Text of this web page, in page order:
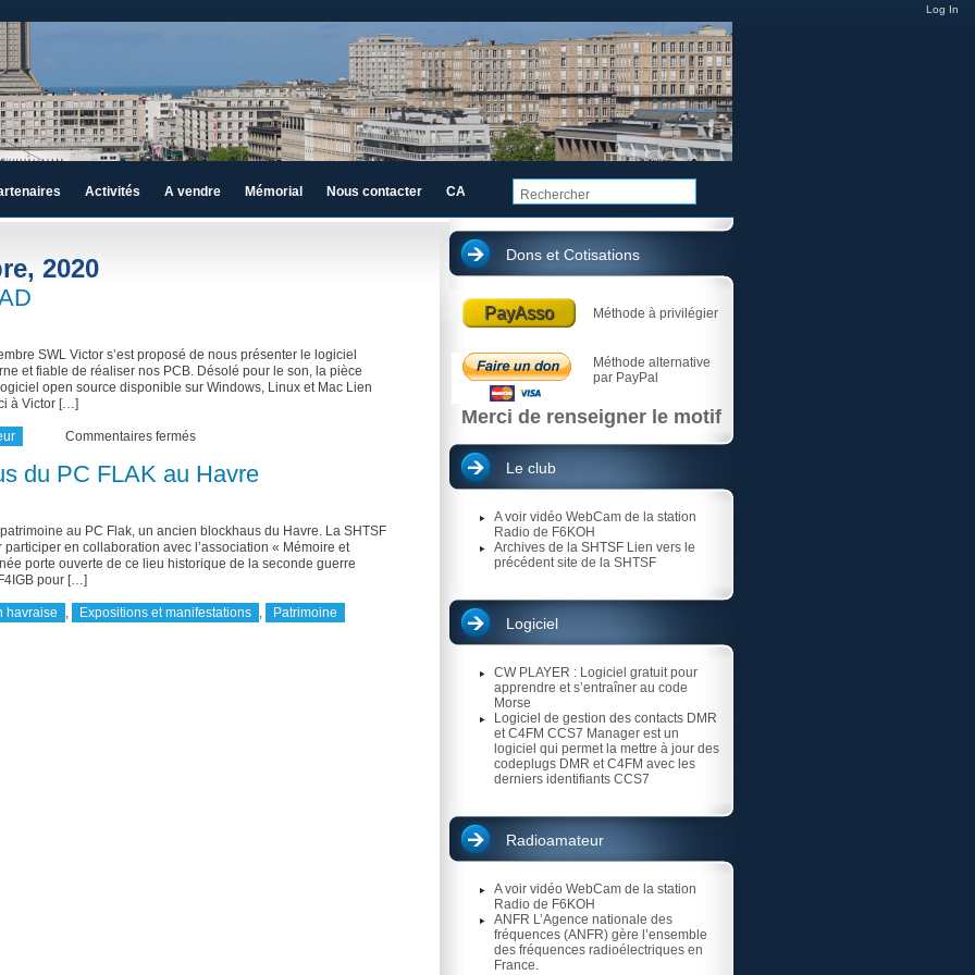
2020
SWL Victor s’est proposé de nous présenter le logiciel
et fiable de réaliser nos PCB. Désolé pour le son, la pièce
open source disponible sur Windows, Linux et Mac Lien
à Victor […]
Commentaires fermés
de
KiCAD
du PC FLAK au Havre
au PC Flak, un ancien blockhaus du Havre. La SHTSF
en collaboration avec l’association « Mémoire et
porte ouverte de ce lieu historique de la seconde guerre
pour […]
havraise , Expositions et manifestations ,
Patrimoine
Dons et Cotisations
PayAsso Méthode à privilégier
Méthode alternative
par PayPal
Merci de renseigner le motif
Le club
A voir vidéo WebCam de la station
Radio de F6KOH
Archives de la SHTSF Lien vers le
précédent site de la SHTSF
Logiciel
CW PLAYER : Logiciel gratuit pour
apprendre et s’entraîner au code
Morse
Logiciel de gestion des contacts DMR
et C4FM CCS7 Manager est un
logiciel qui permet la mettre à jour des
codeplugs DMR et C4FM avec les
derniers identifiants CCS7
Radioamateur
A voir vidéo WebCam de la station
Radio de F6KOH
ANFR L’Agence nationale des
fréquences (ANFR) gère l’ensemble
des fréquences radioélectriques en
France.
Activités A vendre Mémorial Nous contacter CA
Log In